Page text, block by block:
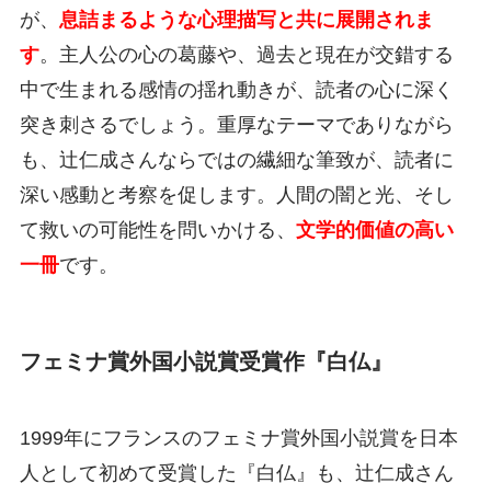
が、 息詰まるような心理描写と共に展開されま
す。主人公の心の葛藤や、過去と現在が交錯する
中で生まれる感情の揺れ動きが、読者の心に深く
突き刺さるでしょう。重厚なテーマでありながら
も、辻仁成さんならではの繊細な筆致が、読者に
深い感動と考察を促します。人間の闇と光、そし
て救いの可能性を問いかける、 文学的価値の高い
一冊です。
フェミナ賞外国小説賞受賞作『白仏』
1999年にフランスのフェミナ賞外国小説賞を日本
人として初めて受賞した『白仏』も、辻仁成さん